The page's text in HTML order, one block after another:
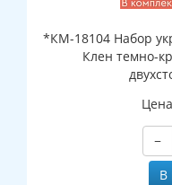
*КМ-18104 Набор
Клен темно-
−
В